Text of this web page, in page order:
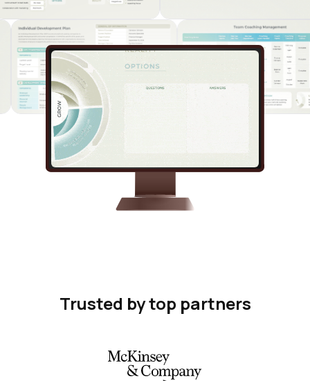
Trusted by top partners